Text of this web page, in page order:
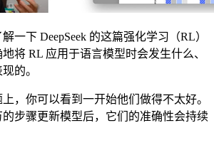
下 DeepSeek 的这篇强化学习（RL）
将 RL 应用于语言模型时会发生什么、
的。
你可以看到一开始他们做得不太好。
步骤更新模型后，它们的准确性会持续